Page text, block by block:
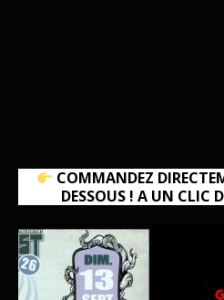
COMMANDEZ
DESSOUS ! A UN CLIC